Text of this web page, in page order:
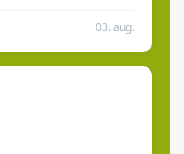
03. aug.